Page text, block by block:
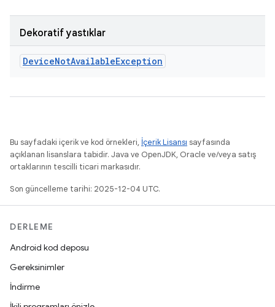
Dekoratif yastıklar
DeviceNotAvailableException
Bu sayfadaki içerik ve kod örnekleri, İçerik Lisansı sayfasında
açıklanan lisanslara tabidir. Java ve OpenJDK, Oracle ve/veya satış
ortaklarının tescilli ticari markasıdır.
Son güncelleme tarihi: 2025-12-04 UTC.
DERLEME
Android kod deposu
Gereksinimler
İndirme